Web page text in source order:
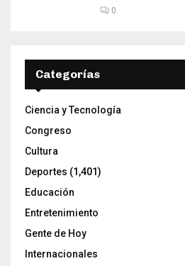
0
Categorías
Ciencia y Tecnología
Congreso
Cultura
Deportes (1,401)
Educación
Entretenimiento
Gente de Hoy
Internacionales